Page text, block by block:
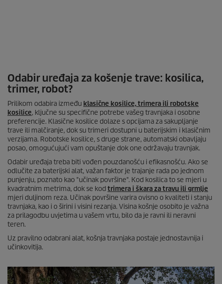
c
o
n
s
o
f
0
s
e
c
o
n
d
s
Odabir uređaja za košenje trave: kosilica,
trimer, robot?
Prilikom odabira između klasične kosilice, trimera ili robotske
kosilice, ključne su specifične potrebe vašeg travnjaka i osobne
preferencije. Klasične kosilice dolaze s opcijama za sakupljanje
trave ili malčiranje, dok su trimeri dostupni u baterijskim i klasičnim
verzijama. Robotske kosilice, s druge strane, automatski obavljaju
posao, omogućujući vam opuštanje dok one održavaju travnjak.
Odabir uređaja treba biti vođen pouzdanošću i efikasnošću. Ako se
odlučite za baterijski alat, važan faktor je trajanje rada po jednom
punjenju, poznato kao "učinak površine". Kod kosilica to se mjeri u
kvadratnim metrima, dok se kod trimera i škara za travu ili grmlje
mjeri duljinom reza. Učinak površine varira ovisno o kvaliteti i stanju
travnjaka, kao i o širini i visini rezanja. Visina košnje osobito je važna
za prilagodbu uvjetima u vašem vrtu, bilo da je ravni ili neravni
teren.
Uz pravilno odabrani alat, košnja travnjaka postaje jednostavnija i
učinkovitija.